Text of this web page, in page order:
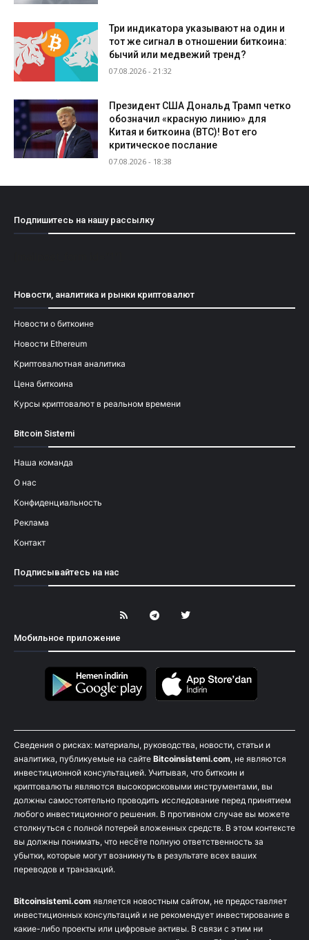
Три индикатора указывают на один и
тот же сигнал в отношении биткоина:
бычий или медвежий тренд?
07.08.2026 - 21:32
Президент США Дональд Трамп четко
обозначил «красную линию» для
Китая и биткоина (BTC)! Вот его
критическое послание
07.08.2026 - 18:38
Подпишитесь на нашу рассылку
Новости, аналитика и рынки криптовалют
Новости о биткоине
Новости Ethereum
Криптовалютная аналитика
Цена биткоина
Курсы криптовалют в реальном времени
Bitcoin Sistemi
Наша команда
О нас
Конфиденциальность
Реклама
Контакт
Подписывайтесь на нас
Мобильное приложение
Сведения о рисках: материалы, руководства, новости, статьи и
аналитика, публикуемые на сайте Bitcoinsistemi.com, не являются
инвестиционной консультацией. Учитывая, что биткоин и
криптовалюты являются высокорисковыми инструментами, вы
должны самостоятельно проводить исследование перед принятием
любого инвестиционного решения. В противном случае вы можете
столкнуться с полной потерей вложенных средств. В этом контексте
вы должны понимать, что несёте полную ответственность за
убытки, которые могут возникнуть в результате всех ваших
переводов и транзакций.
Bitcoinsistemi.com является новостным сайтом, не предоставляет
инвестиционных консультаций и не рекомендует инвестирование в
какие-либо проекты или цифровые активы. В связи с этим ни